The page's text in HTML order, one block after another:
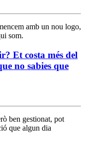
amb un nou logo,
som.
Et costa més del
no sabies que
ben gestionat, pot
que algun dia